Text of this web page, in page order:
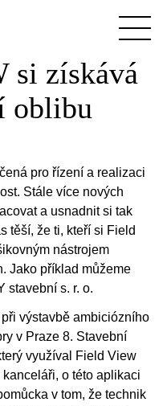
Produkty
Blog
BIM
O nás
Reference
Aktuality
Kontakty
si získává
oblibu
pro řízení a realizaci
Stále více nových
a usnadnit si tak
těší, že ti, kteří si Field
nástrojem
Jako příklad můžeme
stavební s. r. o.
výstavbě ambiciózního
v Praze 8. Stavební
využíval Field View
o této aplikaci
v tom, že technik